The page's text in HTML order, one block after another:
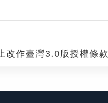
改作臺灣3.0版授權條款